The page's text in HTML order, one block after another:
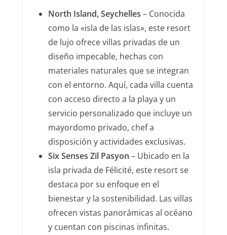
North Island, Seychelles – Conocida
como la «isla de las islas», este resort
de lujo ofrece villas privadas de un
diseño impecable, hechas con
materiales naturales que se integran
con el entorno. Aquí, cada villa cuenta
con acceso directo a la playa y un
servicio personalizado que incluye un
mayordomo privado, chef a
disposición y actividades exclusivas.
Six Senses Zil Pasyon – Ubicado en la
isla privada de Félicité, este resort se
destaca por su enfoque en el
bienestar y la sostenibilidad. Las villas
ofrecen vistas panorámicas al océano
y cuentan con piscinas infinitas.